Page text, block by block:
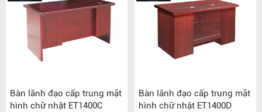
Bàn lãnh đạo cấp trung mặt
hình chữ nhật ET1400C
Bàn lãnh đạo cấp trung mặt
hình chữ nhật ET1400D